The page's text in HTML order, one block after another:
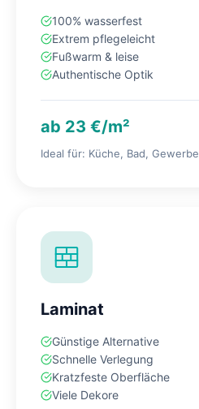
100% wasserfest
Extrem pflegeleicht
Fußwarm & leise
Authentische Optik
ab 23 €/m²
Ideal für: Küche, Bad, Gewerbe
Laminat
Günstige Alternative
Schnelle Verlegung
Kratzfeste Oberfläche
Viele Dekore